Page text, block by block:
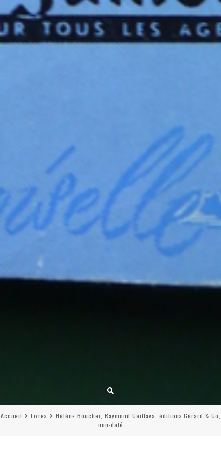
Accueil Livres
Hélène Boucher, Raymond Caillava, éditions Gérard & Co,
non-daté